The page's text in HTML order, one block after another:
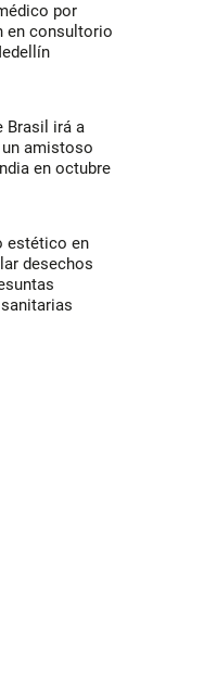
por
en consultorio
Brasil irá a
amistoso
en octubre
estético en
desechos